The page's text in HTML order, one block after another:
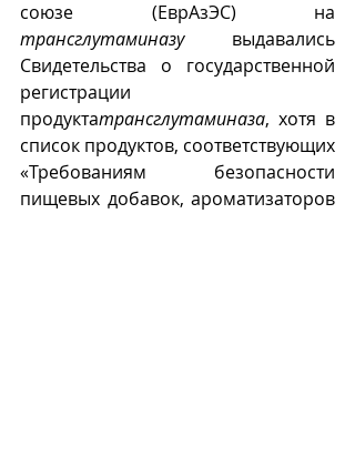
трансглутаминазу выдавались
Свидетельства о государственной
регистрации
продуктатрансглутаминаза, хотя в
список продуктов, соответствующих
«Требованиям безопасности
пищевых добавок, ароматизаторов